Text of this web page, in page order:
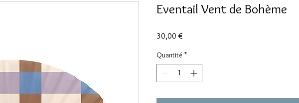
Eventail Vent de Bohème
30,00 €
Quantité *